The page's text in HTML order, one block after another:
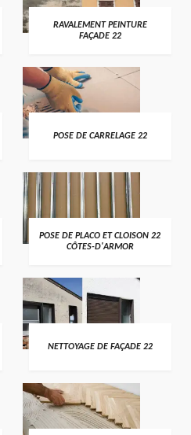
RAVALEMENT PEINTURE
FAÇADE 22
POSE DE CARRELAGE 22
POSE DE PLACO ET CLOISON 22
CÔTES-D'ARMOR
NETTOYAGE DE FAÇADE 22